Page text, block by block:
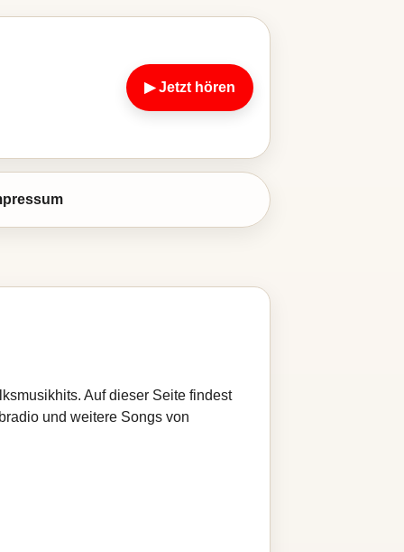
▶ Jetzt hören
Auf dieser Seite findest
und weitere Songs von